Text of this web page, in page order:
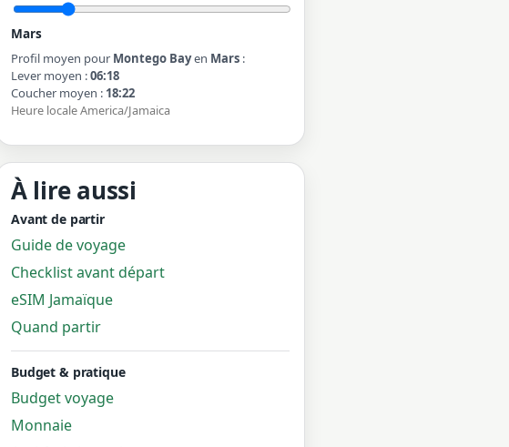
Mars
Profil moyen pour Montego Bayen Mars :
Lever moyen :06:18
Coucher moyen : 18:22
Heure locale America/Jamaica
À lire aussi
Avant de partir
Guide de voyage
Checklist avant départ
eSIM Jamaïque
Quand partir
Budget & pratique
Budget voyage
Monnaie